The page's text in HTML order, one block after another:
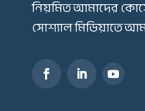
নিয়মিত আমাদের
সোশ্যাল মিডিয়াতে